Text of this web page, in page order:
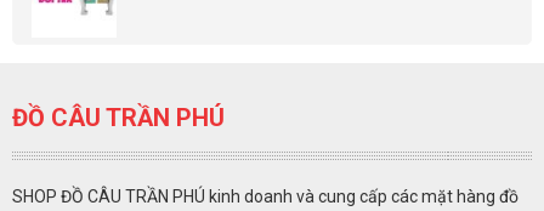
ĐỒ CÂU TRẦN PHÚ
SHOP ĐỒ CÂU TRẦN PHÚ kinh doanh và cung cấp các mặt hàng đồ